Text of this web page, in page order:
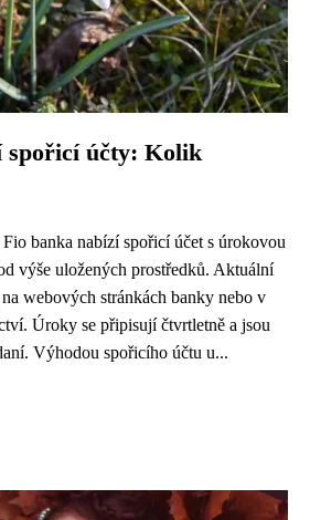
spořicí účty: Kolik
banka nabízí spořicí účet s úrokovou
výše uložených prostředků. Aktuální
webových stránkách banky nebo v
Úroky se připisují čtvrtletně a jsou
Výhodou spořicího účtu u...